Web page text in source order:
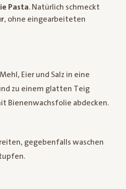
Pasta. Natürlich schmeckt
, ohne eingearbeiteten
Eier und Salz in eine
zu einem glatten Teig
Bienenwachsfolie abdecken.
gegebenfalls waschen